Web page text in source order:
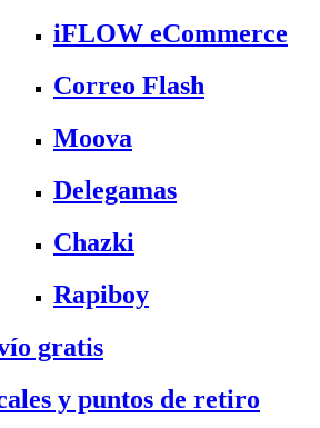
iFLOW eCommerce
Correo Flash
Moova
Delegamas
Chazki
Rapiboy
gratis
y puntos de retiro